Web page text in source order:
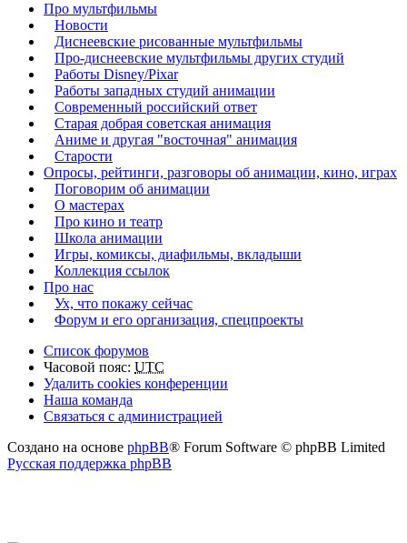
Про мультфильмы
Новости
Диснеевские рисованные мультфильмы
Про-диснеевские мультфильмы других студий
Работы Disney/Pixar
Работы западных студий анимации
Современный российский ответ
Старая добрая советская анимация
Аниме и другая "восточная" анимация
Старости
Опросы, рейтинги, разговоры об анимации, кино, играх
Поговорим об анимации
О мастерах
Про кино и театр
Школа анимации
Игры, комиксы, диафильмы, вкладыши
Коллекция ссылок
Про нас
Ух, что покажу сейчас
Форум и его организация, спецпроекты
Список форумов
Часовой пояс: UTC
Удалить cookies конференции
Наша команда
Связаться с администрацией
Создано на основе phpBB® Forum Software © phpBB Limited
Русская поддержка phpBB